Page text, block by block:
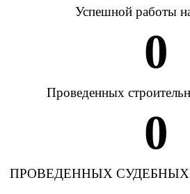
Успешной работы
0
Проведенных
0
ПРОВЕДЕННЫХ